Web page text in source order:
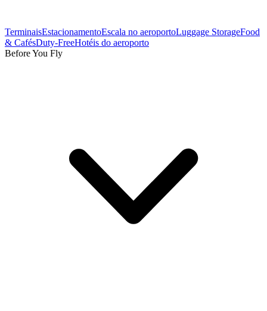
TerminaisEstacionamentoEscala no aeroportoLuggage StorageFood
& CafésDuty-FreeHotéis do aeroporto
Before You Fly